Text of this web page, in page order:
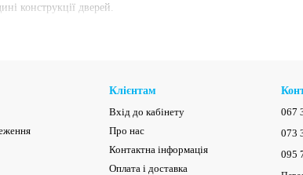
конструкції дверей.
Клієнтам
Вхід до кабінету
Про нас
Контактна інформація
Оплата і доставка
067
073
095